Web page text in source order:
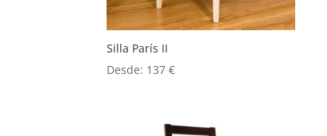
Silla París II
Desde: 137€